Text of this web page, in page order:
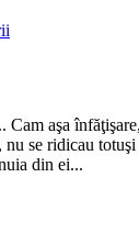
aşa
nu se ridicau
din ei...